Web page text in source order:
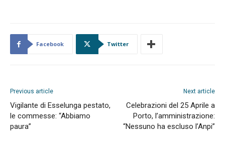
Facebook Twitter
Previous article
Vigilante di Esselunga pestato,
le commesse: “Abbiamo
paura”
Next article
Celebrazioni del 25 Aprile a
Porto, l’amministrazione:
“Nessuno ha escluso l’Anpi”